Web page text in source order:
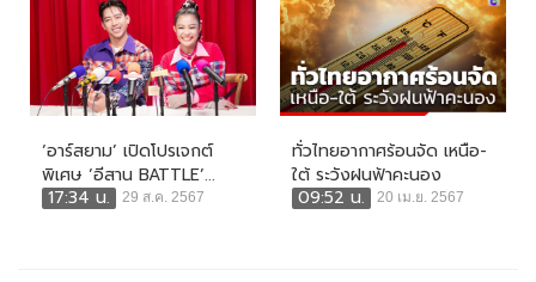
‘อาร์สยาม’ เปิดโปรเจกต์
พิเศษ ‘อีสาน BATTLE’...
17:34 น.
29 ส.ค. 2567
ทั่วไทยอากาศร้อนจัด เหนือ-
ใต้ ระวังฝนฟ้าคะนอง
09:52 น.
20 เม.ย. 2567